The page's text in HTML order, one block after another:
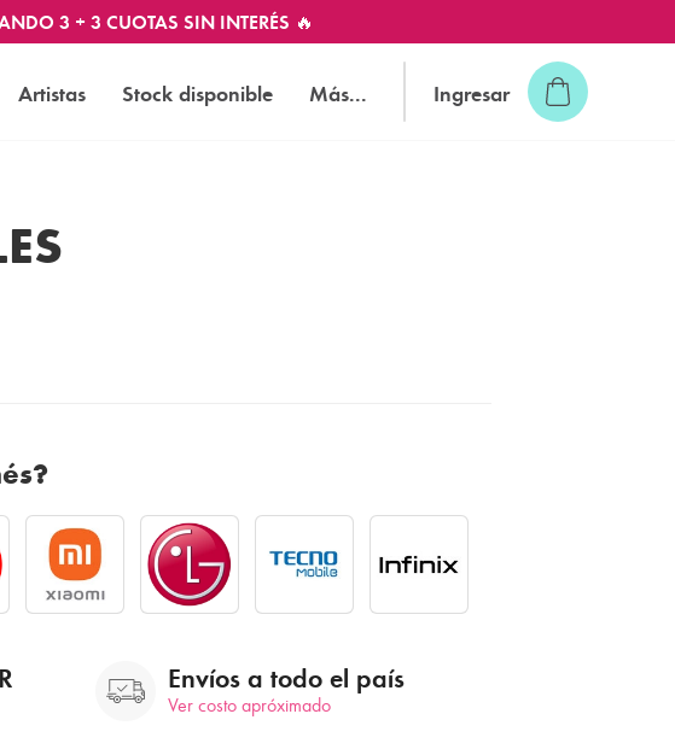
3 + 3 CUOTAS SIN INTERÉS 🔥
Artistas Stock disponible Más... Ingresar
Envíos a todo el país
Ver costo apróximado